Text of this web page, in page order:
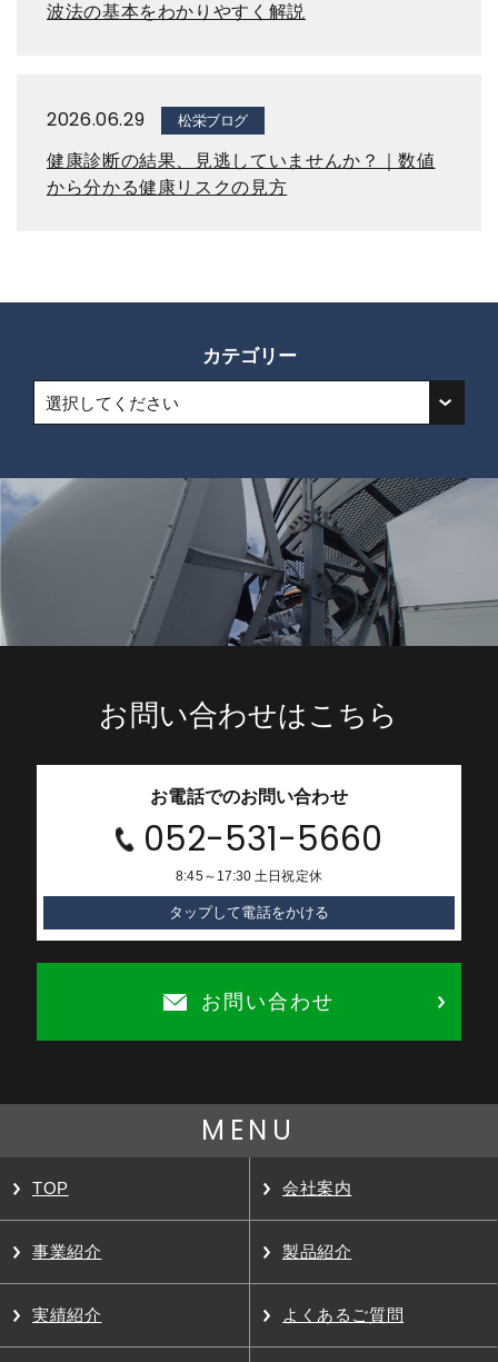
波法の基本をわかりやすく解説
2026.06.29 松栄ブログ
健康診断の結果、見逃していませんか？｜数値
から分かる健康リスクの見方
カテゴリー
選択してください
お問い合わせはこちら
お電話でのお問い合わせ
052-531-5660
8:45～17:30 土日祝定休
タップして電話をかける
お問い合わせ
MENU
TOP 会社案内
事業紹介 製品紹介
実績紹介 よくあるご質問